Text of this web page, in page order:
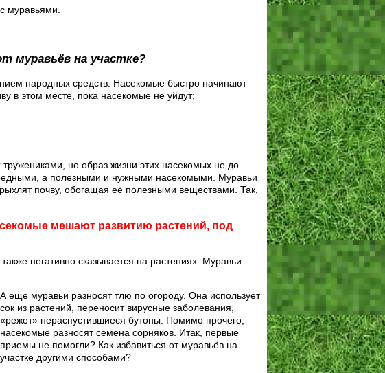
муравьями.
муравьёв на участке?
народных средств. Насекомые быстро начинают
в этом месте, пока насекомые не уйдут;
но образ жизни этих насекомых не до
а полезными и нужными насекомыми. Муравьи
почву, обогащая её полезными веществами. Так,
мешают развитию растений, под
негативно сказывается на растениях. Муравьи
А еще муравьи разносят тлю по огороду. Она использует
сок из растений, переносит вирусные заболевания,
«режет» нераспустившиеся бутоны. Помимо прочего,
насекомые разносят семена сорняков. Итак, первые
приемы не помогли? Как избавиться от муравьёв на
участке другими способами?